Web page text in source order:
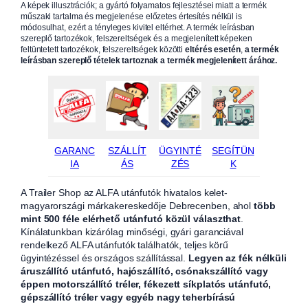
A képek illusztrációk; a gyártó folyamatos fejlesztései miatt a termék
műszaki tartalma és megjelenése előzetes értesítés nélkül is
módosulhat, ezért a tényleges kivitel eltérhet. A termék leírásban
szereplő tartozékok, felszereltségek és a megjelenített képeken
feltüntetett tartozékok, felszereltségek közöttieltérés esetén, a termék
leírásban szereplő tételek tartoznak a termék megjelenített árához.
GARANC
IA
SZÁLLÍT
ÁS
ÜGYINTÉ
ZÉS
SEGÍTÜN
K
A Trailer Shop az ALFA utánfutók hivatalos kelet-
magyarországi márkakereskedője Debrecenben, aholtöbb
mint 500 féle elérhető utánfutó közül választhat.
Kínálatunkban kizárólag minőségi, gyári garanciával
rendelkező ALFA utánfutók találhatók, teljes körű
ügyintézéssel és országos szállítással. Legyen az fék nélküli
áruszállító utánfutó, hajószállító, csónakszállító vagy
éppen motorszállító tréler, fékezett síkplatós utánfutó,
gépszállító tréler vagy egyéb nagy teherbírású